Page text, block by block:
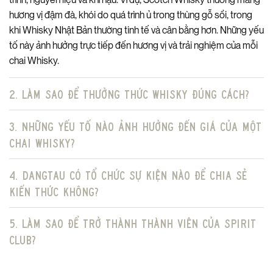
nóng như cà phê hoặc socola nóng.
Pha Chế Cocktail Sáng Tạo:Là ngôi sao cho các loại
cocktail dessertnhư Salted Caramel Martini, một phiên bản
độc đáo của Espresso Martini, hoặc pha cùng kem, sữa để
tạo ra những ly đồ uống béo ngậy, hấp dẫn.
TẠI SAO BẠN SẼ YÊU THÍCH THE LAKES SALTED CARAMEL VODKA
LIQUEUR?
Hương Vị Gây Nghiện:
Chất Lượng Vượt Trội:Sản phẩm cao cấp từThe Lakes
Distillery, Anh Quốc.
Đa Năng & Sáng Tạo:Tuyệt vời khi uống riêng, kết hợp món
tráng miệng hay pha chế cocktail.
Thiết Kế Sang Trọng:
hương vị đậm đà, khói do quá trình ủ trong thùng gỗ sồi, trong
khi Whisky Nhật Bản thường tinh tế và cân bằng hơn. Những yếu
tố này ảnh hưởng trực tiếp đến hương vị và trải nghiệm của mỗi
chai Whisky.
2. Làm sao để thưởng thức Whisky đúng cách?
3. Những yếu tố nào ảnh hưởng đến giá của một
chai Whisky?
4. DangTau có tổ chức sự kiện nào để chia sẻ
kiến thức không?
5. Làm sao để trở thành thành viên của Spirit
Club?